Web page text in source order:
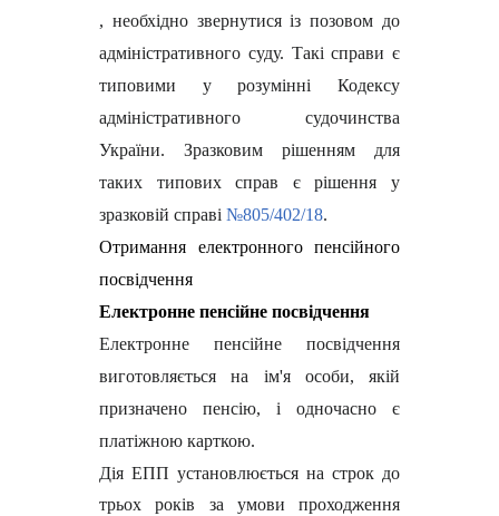
, необхідно звернутися із позовом до
адміністративного суду. Такі справи є
типовими у розумінні Кодексу
адміністративного судочинства
України. Зразковим рішенням для
таких типових справ є рішення у
зразковій справі №805/402/18.
Отримання електронного пенсійного
посвідчення
Електронне пенсійне посвідчення
Електронне пенсійне посвідчення
виготовляється на ім'я особи, якій
призначено пенсію, і одночасно є
платіжною карткою.
Дія ЕПП установлюється на строк до
трьох років за умови проходження